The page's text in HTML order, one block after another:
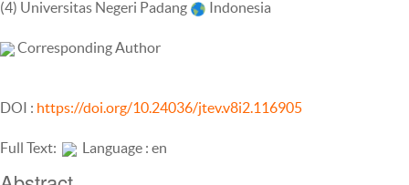
(4) Universitas Negeri Padang
Indonesia
Corresponding Author
DOI : https://doi.org/10.24036/jtev.v8i2.116905
Full Text: Language : en